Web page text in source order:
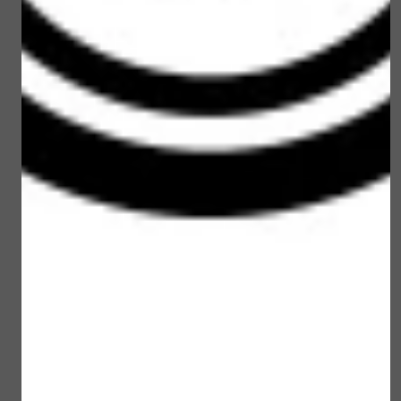
Meditopics Zuiverend
Creme Masker 50 ml
€ 20,25
Meditopics
Zonbescherming spf
50 100 ml
€ 34,95